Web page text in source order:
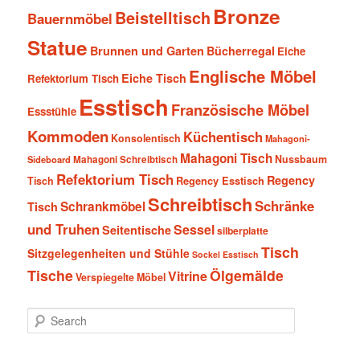
Bauernmöbel Beistelltisch Bronze
Statue Brunnen und Garten Bücherregal Eiche
Refektorium Tisch Eiche Tisch Englische Möbel
Essstühle Esstisch Französische Möbel
Kommoden Konsolentisch Küchentisch Mahagoni-
SideboardMahagoni Schreibtisch Mahagoni TischNussbaum
Tisch Refektorium Tisch Regency Esstisch Regency
Tisch SchrankmöbelSchreibtischSchränke
und TruhenSeitentischeSesselsilberplatte
Sitzgelegenheiten und Stühle Sockel Esstisch Tisch
TischeVerspiegelte MöbelVitrineÖlgemälde
e